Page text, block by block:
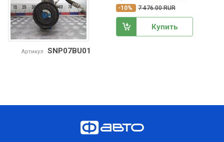
Артикул SNP07BU01
-10% 7 476.00 RUR
Купить